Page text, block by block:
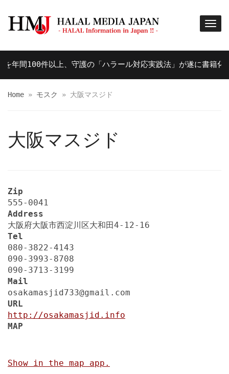
間100件以上、守護の「ハラール対応実践法」が遂に書籍化！！
Home » モスク » 大阪マスジド
大阪マスジド
Zip
555-0041
Address
大阪府大阪市西淀川区大和田4-12-16
Tel
080-3822-4143
090-3993-8708
090-3713-3199
Mail
osakamasjid733@gmail.com
URL
http://osakamasjid.info
MAP
Show in the map app.